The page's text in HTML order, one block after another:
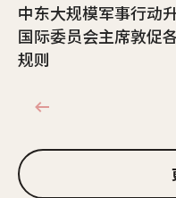
中东大规模军事行动
国际委员会主席敦促
规则